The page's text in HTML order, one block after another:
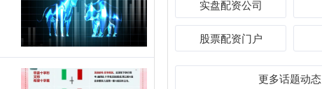
实盘配资公司
股票配资门户
更多话题动态